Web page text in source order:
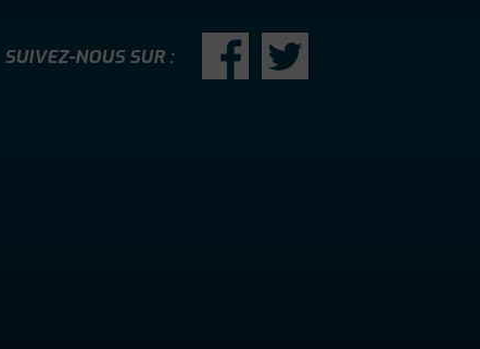
SUIVEZ-NOUS SUR :